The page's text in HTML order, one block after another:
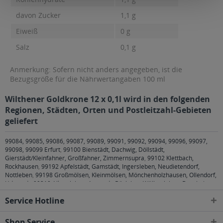
davon Zucker
1,1 g
Eiweiß
0 g
Salz
0,1 g
Anmerkung: Sofern nicht anders angegeben, ist die
Bezugsgröße für die Nährwertangaben 100 ml
Wilthener Goldkrone 12 x 0,1l wird in den folgenden
Regionen, Städten, Orten und Postleitzahl-Gebieten
geliefert
99084, 99085, 99086, 99087, 99089, 99091, 99092, 99094, 99096, 99097,
99098, 99099 Erfurt, 99100 Bienstädt, Dachwig, Döllstädt,
Gierstädt/Kleinfahner, Großfahner, Zimmernsupra, 99102 Klettbach,
Rockhausen, 99192 Apfelstädt, Gamstädt, Ingersleben, Neudietendorf,
Nottleben, 99198 Großmölsen, Kleinmölsen, Mönchenholzhausen, Ollendorf,
Udestedt
99310 Alkersleben, Arnstadt, Bösleben-Wüllersleben, Dornheim,
99334 Elleben, Elxleben, Ichtershausen, Kirchheim
Niederzimmern, Nohra, Ottstedt am Berge, Utzberg
Service Hotline